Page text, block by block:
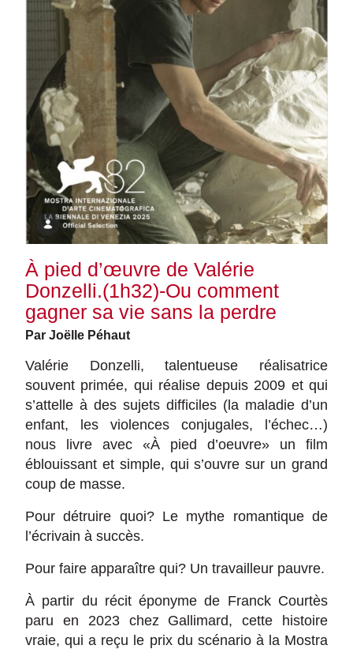
À pied d’œuvre de Valérie
Donzelli.(1h32)-Ou comment
gagner sa vie sans la perdre
Par Joëlle Péhaut
Valérie Donzelli, talentueuse réalisatrice
souvent primée, qui réalise depuis 2009 et qui
s’attelle à des sujets difficiles (la maladie d’un
enfant, les violences conjugales, l’échec…)
nous livre avec «À pied d’oeuvre» un film
éblouissant et simple, qui s’ouvre sur un grand
coup de masse.
Pour détruire quoi? Le mythe romantique de
l’écrivain à succès.
Pour faire apparaître qui? Un travailleur pauvre.
À partir du récit éponyme de Franck Courtès
paru en 2023 chez Gallimard, cette histoire
vraie, qui a reçu le prix du scénario à la Mostra